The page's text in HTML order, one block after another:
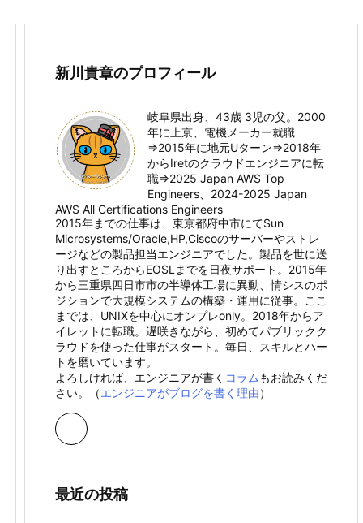
新川貴章のプロフィール
岐阜県出身、43歳 3児の父。2000
年に上京、電機メーカー就職
⇒2015年に地元Uターン⇒2018年
からIretのクラウドエンジニアに転
職⇒2025 Japan AWS Top
Engineers、2024-2025 Japan
AWS All Certifications Engineers
2015年までの仕事は、東京都府中市にてSun
Microsystems/Oracle,HP,Ciscoのサーバーやストレ
ージなどの製品担当エンジニアでした。製品を世に送
り出すところからEOSLまでを日夜サポート。2015年
から三重県四日市市の半導体工場に異動、情シスのポ
ジションで大規模システムの構築・運用に従事。ここ
までは、UNIXを中心にオンプレonly。2018年からア
イレットに転職。遅咲きながら、初めてパブリックク
ラウドを使った仕事がスタート。毎日、スキルとハー
トを磨いています。
よろしければ、エンジニアが書く コラム もお読みくだ
さい。（エンジニアがブログを書く理由）
最近の投稿